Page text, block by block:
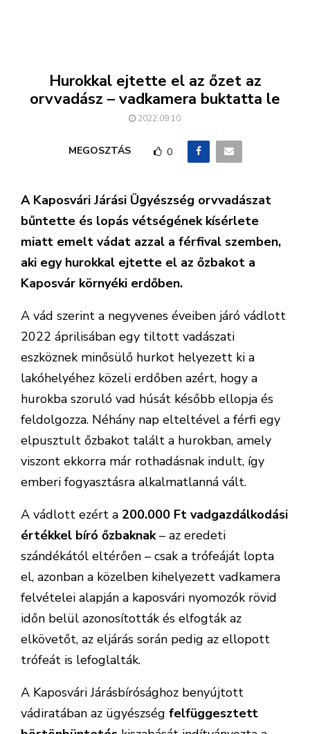
Hurokkal ejtette el az őzet az
orvvadász – vadkamera buktatta le
2022.09.10.
MEGOSZTÁS 0
A Kaposvári Járási Ügyészség orvvadászat
bűntette és lopás vétségének kísérlete
miatt emelt vádat azzal a férfival szemben,
aki egy hurokkal ejtette el az őzbakot a
Kaposvár környéki erdőben.
A vád szerint a negyvenes éveiben járó vádlott
2022 áprilisában egy tiltott vadászati
eszköznek minősülő hurkot helyezett ki a
lakóhelyéhez közeli erdőben azért, hogy a
hurokba szoruló vad húsát később ellopja és
feldolgozza. Néhány nap elteltével a férfi egy
elpusztult őzbakot talált a hurokban, amely
viszont ekkorra már rothadásnak indult, így
emberi fogyasztásra alkalmatlanná vált.
A vádlott ezért a 200.000 Ft vadgazdálkodási
értékkel bíró őzbaknak– az eredeti
szándékától eltérően – csak a trófeáját lopta
el, azonban a közelben kihelyezett vadkamera
felvételei alapján a kaposvári nyomozók rövid
időn belül azonosították és elfogták az
elkövetőt, az eljárás során pedig az ellopott
trófeát is lefoglalták.
A Kaposvári Járásbírósághoz benyújtott
vádiratában az ügyészség felfüggesztett